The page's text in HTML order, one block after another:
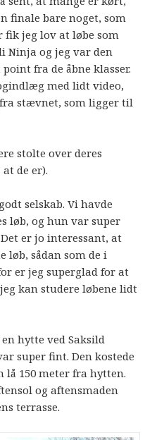
finale bare noget, som
jeg lov at løbe som
Ninja og jeg var den
fra de åbne klasser.
med lidt video,
stævnet, som ligger til
stolte over deres
de er).
selskab. Vi havde
løb, og hun var super
er jo interessant, at
løb, sådan som de i
er jeg superglad for at
kan studere løbene lidt
hytte ved Saksild
super fint. Den kostede
lå 150 meter fra hytten.
og aftensmaden
terrasse.